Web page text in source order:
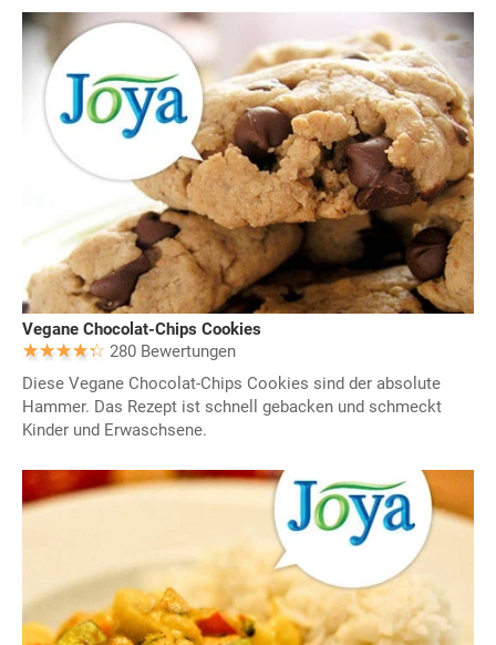
Vegane Chocolat-Chips Cookies
280 Bewertungen
Diese Vegane Chocolat-Chips Cookies sind der absolute
Hammer. Das Rezept ist schnell gebacken und schmeckt
Kinder und Erwaschsene.